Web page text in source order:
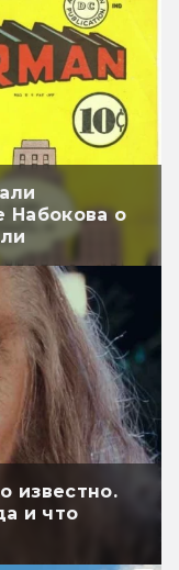
Набокова о
известно.
и что